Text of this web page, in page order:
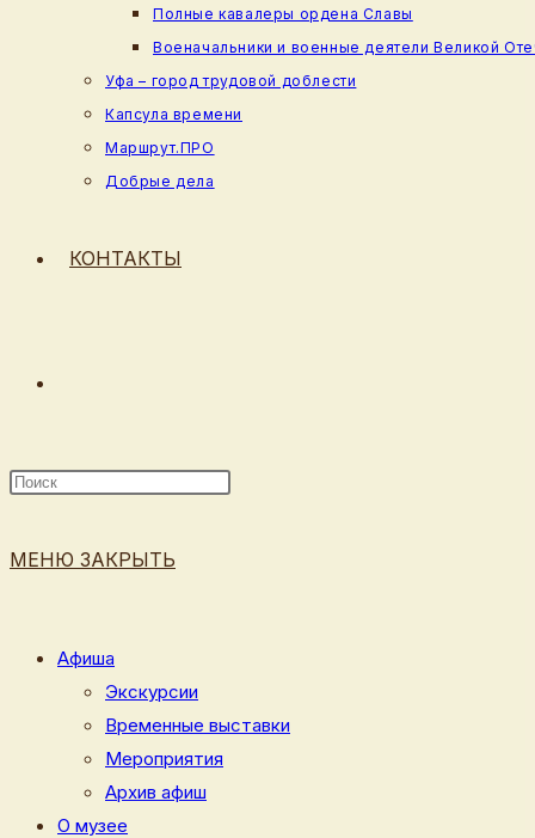
Полные кавалеры ордена Славы
Военачальники и военные деятели Великой
Уфа – город трудовой доблести
Капсула времени
Маршрут.ПРО
Добрые дела
КОНТАКТЫ
ВЕБ-
МЕНЮ ЗАКРЫТЬ
Афиша
Экскурсии
Временные выставки
Мероприятия
Архив афиш
О музее